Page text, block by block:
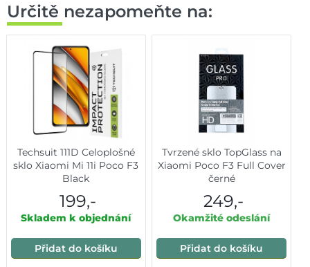
Určitě nezapomeňte na:
Techsuit 111D Celoplošné
sklo Xiaomi Mi 11i Poco F3
Black
199,-
Skladem k objednání
Přidat do košíku
Tvrzené sklo TopGlass na
Xiaomi Poco F3 Full Cover
černé
249,-
Okamžité odeslání
Přidat do košíku